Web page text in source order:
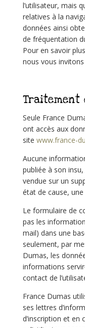
l’utilisateur, mais
relatives à la
données ainsi
de fréquentation
Pour en savoir
nous vous
Traitement
Seule France
ont accès aux
site www.france-
Aucune
publiée à son
vendue sur un
état de cause,
Le formulaire de
pas les
mail) dans une
seulement, par
Dumas, les
informations
contact de
France Dumas
ses lettres
d’inscription et en